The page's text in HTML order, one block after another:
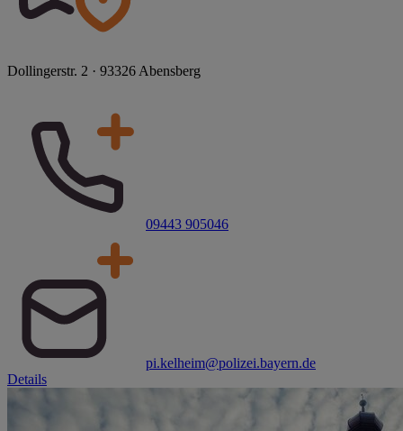
Dollingerstr. 2 · 93326 Abensberg
09443 905046
pi.kelheim@polizei.bayern.de
Details